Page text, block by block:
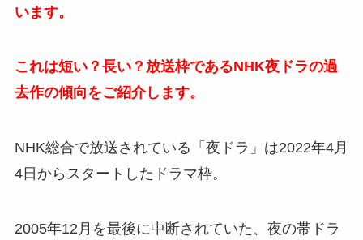
います。
これは短い？長い？放送枠であるNHK夜ドラの過
去作の傾向をご紹介します。
NHK総合で放送されている「夜ドラ」は2022年4月
4日からスタートしたドラマ枠。
2005年12月を最後に中断されていた、夜の帯ドラ